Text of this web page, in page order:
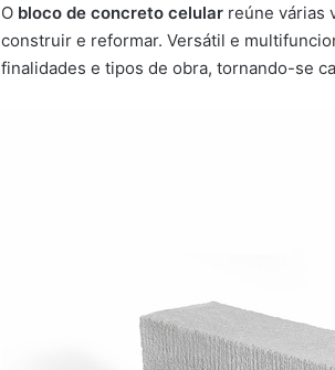
O bloco de concreto celular reúne várias
construir e reformar. Versátil e
finalidades e tipos de obra, tornando-se